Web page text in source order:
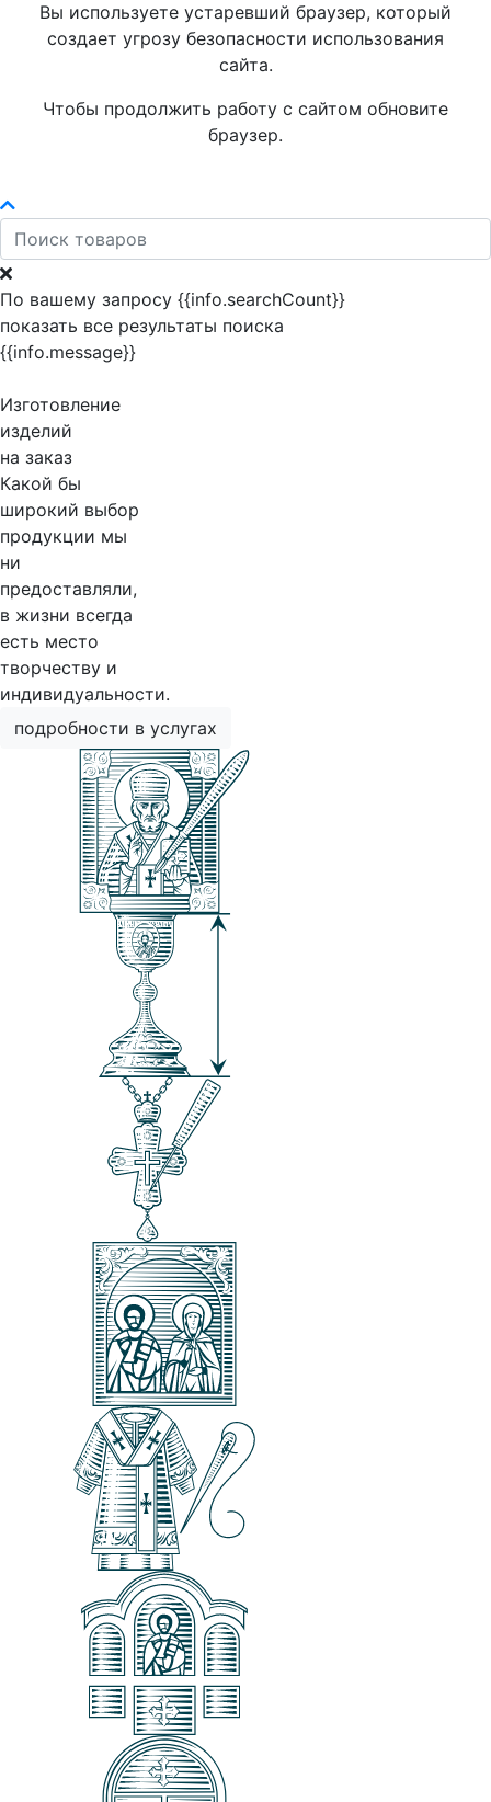
Вы используете устаревший браузер, который
создает угрозу безопасности использования
сайта.
Чтобы продолжить работу с сайтом обновите
браузер.
По вашему запросу {{info.searchCount}}
показать все результаты поиска
{{info.message}}
Изготовление
изделий
на заказ
Какой бы
широкий выбор
продукции мы
ни
предоставляли,
в жизни всегда
есть место
творчеству и
индивидуальности.
подробности в услугах